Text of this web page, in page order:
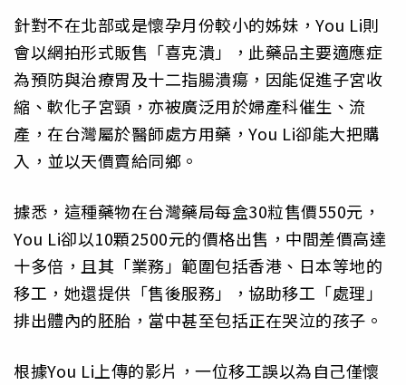
針對不在北部或是懷孕月份較小的姊妹，You Li則
會以網拍形式販售「喜克潰」，此藥品主要適應症
為預防與治療胃及十二指腸潰瘍，因能促進子宮收
縮、軟化子宮頸，亦被廣泛用於婦產科催生、流
產，在台灣屬於醫師處方用藥，You Li卻能大把購
入，並以天價賣給同鄉。
據悉，這種藥物在台灣藥局每盒30粒售價550元，
You Li卻以10顆2500元的價格出售，中間差價高達
十多倍，且其「業務」範圍包括香港、日本等地的
移工，她還提供「售後服務」，協助移工「處理」
排出體內的胚胎，當中甚至包括正在哭泣的孩子。
根據You Li上傳的影片，一位移工誤以為自己僅懷